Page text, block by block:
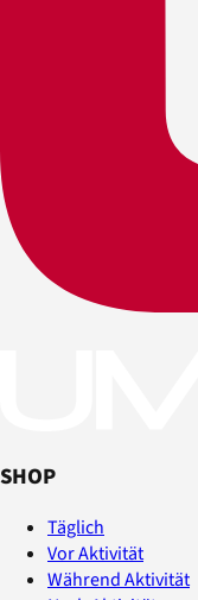
SHOP
Täglich
Vor Aktivität
Während Aktivität